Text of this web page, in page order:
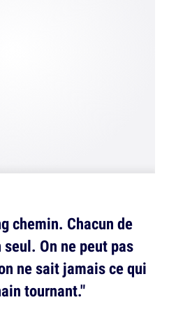
chemin. Chacun de
On ne peut pas
ne sait jamais ce qui
tournant."